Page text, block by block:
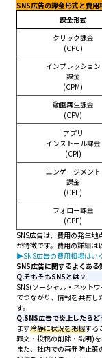
SNS広告の課金形式と費用
課金形式
クリック課金
(CPC)
インプレッション
課金
(CPM)
動画再生課金
(CPV)
アプリ
インストール課金
(CPI)
エンゲージメント
課金
(CPE)
フォロー課金
(CPF)
SNS広告は、費用の発生地
が特徴です。費用の詳細は
▶SNS広告の費用相場はい
SNS広告に関するよくある
Q.そもそもSNSとは？
SNS(ソーシャル・ネット
でつながり、情報を共有
す。
Q.SNS広告で炎上したらど
まず冷静に状況を把握する
罪文・投稿の削除・説明)
また、社内での再発防止